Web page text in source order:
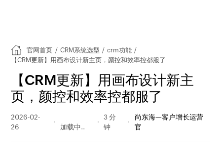
官网首页 / CRM系统选型 / crm功能 /
【CRM更新】用画布设计新主页，颜控和效率控都服了
【CRM更新】用画布设计新主
页，颜控和效率控都服了
2026-02-
26
量
3 分
钟
尚东海—客户增长运营
官